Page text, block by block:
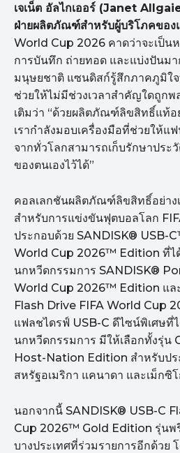
เจเน็ต อัลไกเออร์ (Janet
ฝ่ายผลิตภัณฑ์สำหรับผู้บริโภคของ
World Cup 2026 คาดว่าจะเป็น
การบันทึก ถ่ายทอด และแบ่งปันม
มนุษยชาติ แซนดิสก์รู้สึกภาคภูมิใ
ช่วยให้ไม่มีช่วงเวลาสำคัญใดถูกพ
เติมว่า “ด้วยผลิตภัณฑ์ลิขสิทธิ์แท้อ
เรากำลังมอบเครื่องมือที่ช่วยให้แ
จากทั่วโลกสามารถเก็บรักษาประ
ของตนเองไว้ได้”
คอลเลกชันผลิตภัณฑ์ลิขสิทธิ์อย่าง
สำหรับการแข่งขันฟุตบอลโลก
ประกอบด้วย SANDISK® USB-
World Cup 2026™ Edition ที่ไ
นกหวีดกรรมการ SANDISK®
World Cup 2026™ Edition แล
Flash Drive FIFA World Cup
แฟลชไดรฟ์ USB-C ดีไซน์พิเศษที่
นกหวีดกรรมการ มีให้เลือกทั้งรุ่น
Host-Nation Edition สำหรับปร
สหรัฐอเมริกา แคนาดา และเม็กซิ
นอกจากนี้ SANDISK® USB-C
Cup 2026™ Gold Edition รุ่นพ
บางประเทศที่ร่วมรายการอีกด้ว